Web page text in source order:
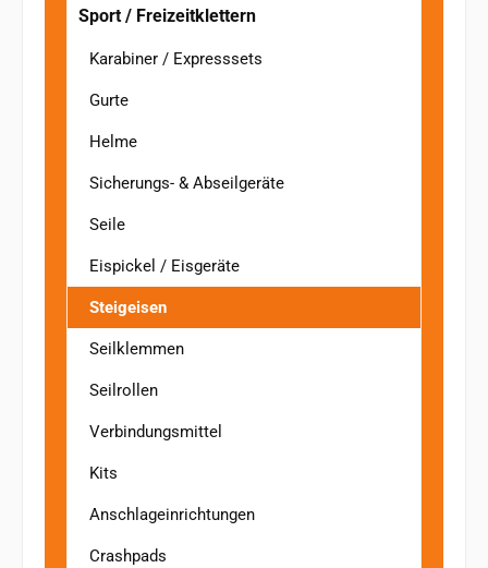
Sport / Freizeitklettern
Karabiner / Expresssets
Gurte
Helme
Sicherungs- & Abseilgeräte
Seile
Eispickel / Eisgeräte
Steigeisen
Seilklemmen
Seilrollen
Verbindungsmittel
Kits
Anschlageinrichtungen
Crashpads